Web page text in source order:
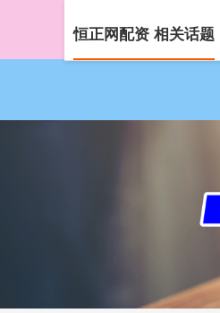
恒正网配资 相关话题